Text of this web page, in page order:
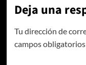
Deja una
Tu dirección de
campos